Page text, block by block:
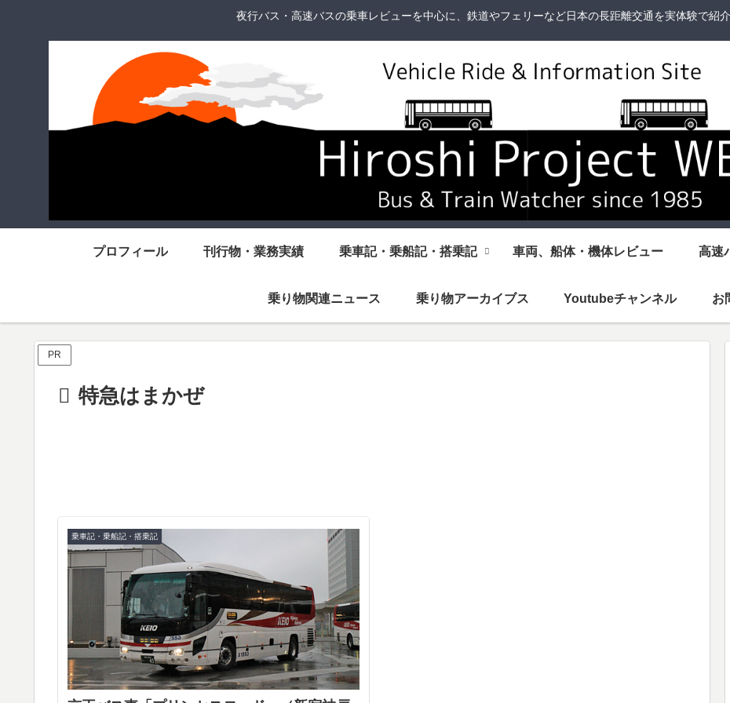
夜行バス・高速バスの乗車レビューを中心に、鉄道やフェリーなど日本の長距離交通を実体験で紹介
プロフィール 刊行物・業務実績 乗車記・乗船記・搭乗記 車両、船体・機体レビュー 高速
乗り物関連ニュース 乗り物アーカイブス Youtubeチャンネル お
PR
特急はまかぜ
乗車記・乗船記・搭乗記